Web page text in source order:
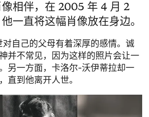
相伴，在 2005 年 4 月 2
一直将这幅肖像放在身边。
自己的父母有着深厚的感情。诚
并不常见，因为这样的照片会让一
另一方面，卡洛尔-沃伊蒂拉却一
直到他离开人世。